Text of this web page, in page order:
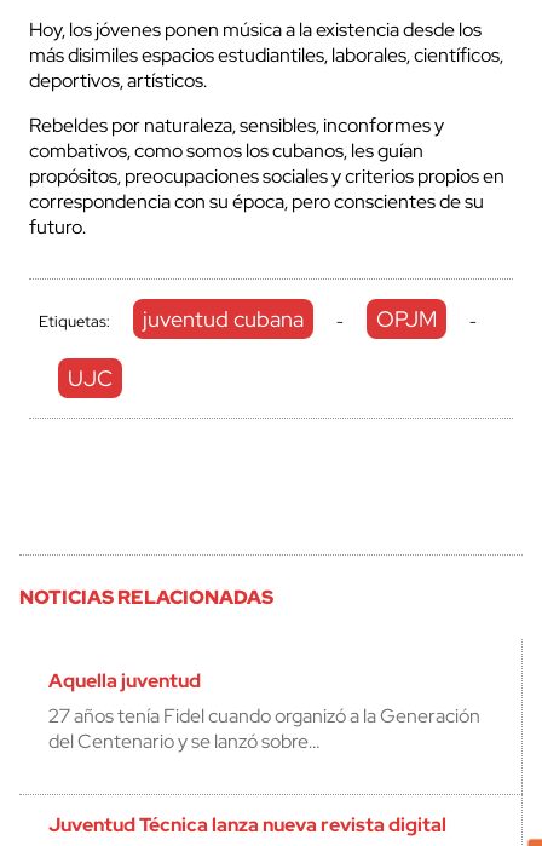
Hoy, los jóvenes ponen música a la existencia desde los
más disimiles espacios estudiantiles, laborales, científicos,
deportivos, artísticos.
Rebeldes por naturaleza, sensibles, inconformes y
combativos, como somos los cubanos, les guían
propósitos, preocupaciones sociales y criterios propios en
correspondencia con su época, pero conscientes de su
futuro.
Etiquetas: juventud cubana - OPJM -
UJC
NOTICIAS RELACIONADAS
Aquella juventud
27 años tenía Fidel cuando organizó a la Generación
del Centenario y se lanzó sobre…
Juventud Técnica lanza nueva revista digital